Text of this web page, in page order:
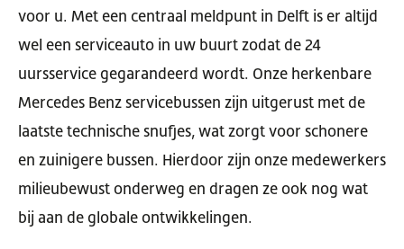
voor u. Met een centraal meldpunt in Delft is er altijd
wel een serviceauto in uw buurt zodat de 24
uursservice gegarandeerd wordt. Onze herkenbare
Mercedes Benz servicebussen zijn uitgerust met de
laatste technische snufjes, wat zorgt voor schonere
en zuinigere bussen. Hierdoor zijn onze medewerkers
milieubewust onderweg en dragen ze ook nog wat
bij aan de globale ontwikkelingen.